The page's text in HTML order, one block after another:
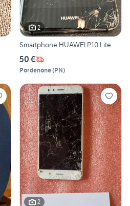
2
Smartphone HUAWEI P10 Lite
50 €
Pordenone(PN)
2